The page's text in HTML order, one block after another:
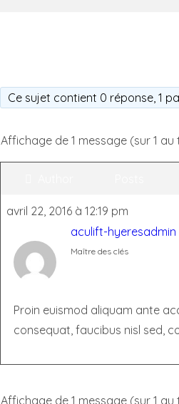
Ce sujet contient 0 réponse, 1
Affichage de 1 message (sur 1 au
avril 22, 2016 à 12:19 pm
aculift-hyeresadmin
Maître des clés
Proin euismod aliquam ante
consequat, faucibus nisl sed,
Affichage de 1 message (sur 1 au